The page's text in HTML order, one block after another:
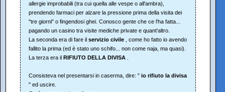
allergie improbabili (tra cui quella alle vespe o all'ambra),
prendendo farmaci per alzare la pressione prima della visita dei
"tre giorni" o fingendosi ghei. Conosco gente che ce l'ha fatta...
pagando un casino tra visite mediche private e quant'altro.
La seconda era di fare il servizio civile
, come ho fatto io avendo
fallito la prima (ed è stato uno schifo... non come naja, ma quasi).
La terza era il RIFIUTO DELLA DIVISA
Consisteva nel presentarsi in caserma, dire: " io rifiuto la divisa
" ed uscire.